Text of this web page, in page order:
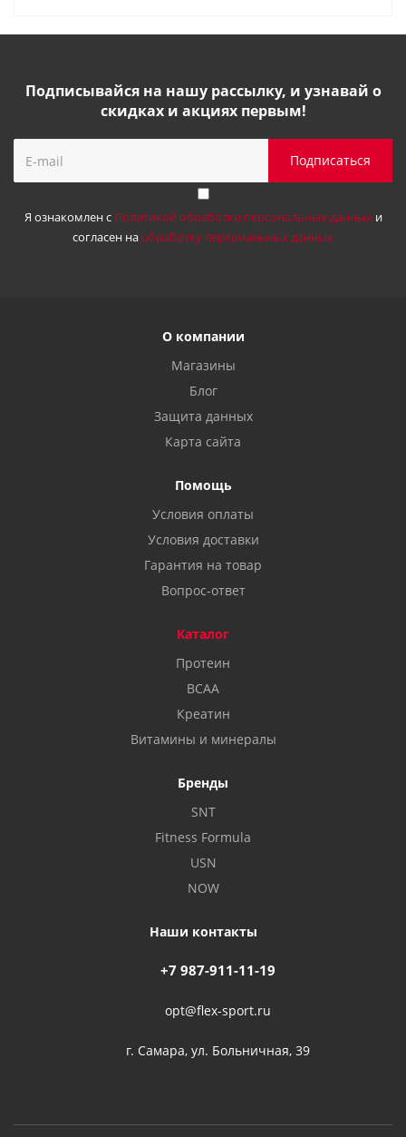
Подписывайся на нашу рассылку, и узнавай о
скидках и акциях первым!
Я ознакомлен с Политикой обработки персональных данныхи
согласен наобработку персональных данных
О компании
Магазины
Блог
Защита данных
Карта сайта
Помощь
Условия оплаты
Условия доставки
Гарантия на товар
Вопрос-ответ
Каталог
Протеин
BCAA
Креатин
Витамины и минералы
Бренды
SNT
Fitness Formula
USN
NOW
Наши контакты
+7 987-911-11-19
opt@flex-sport.ru
г. Самара, ул. Больничная, 39